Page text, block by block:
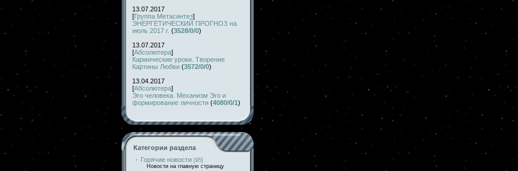
13.07.2017
[Группа Метасинтез]
ЭНЕРГЕТИЧЕСКИЙ ПРОГНОЗ на
июль 2017 г. (3528/0/0)
13.07.2017
[Абсолютера]
Кармические уроки. Творение
Картины Любви (3572/0/0)
13.04.2017
[Абсолютера]
Эго человека. Механизм Эго и
формирование личности (4080/0/1)
Категории раздела
Горячие новости [95]
Новости на главную страницу